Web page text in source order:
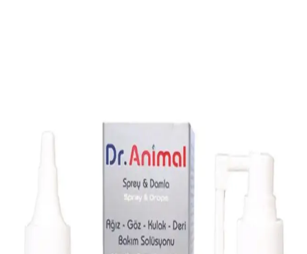
ve özellikleriyle hijyenik, kullanışlı ve taşınabilir çözümler sunar.
Temizlik ve hijyen standartlarını kolayca sağlar.
Parex Tüy Toplayıcı ile Ev Temizliğinde Pratik ve
basit ve yüksek performanslı bir temizlik aracıdır. Ev, halı ve koltuk